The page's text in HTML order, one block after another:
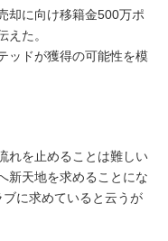
却に向け移籍金500万ポ
えた。
ッドが獲得の可能性を模
れを止めることは難しい
新天地を求めることにな
に求めていると云うが